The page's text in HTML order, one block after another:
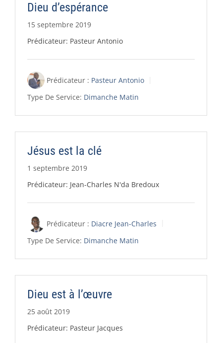
Dieu d’espérance
15 septembre 2019
Prédicateur: Pasteur Antonio
Prédicateur : Pasteur Antonio
Type De Service: Dimanche Matin
Jésus est la clé
1 septembre 2019
Prédicateur: Jean-Charles N'da Bredoux
Prédicateur : Diacre Jean-Charles
Type De Service: Dimanche Matin
Dieu est à l’œuvre
25 août 2019
Prédicateur: Pasteur Jacques